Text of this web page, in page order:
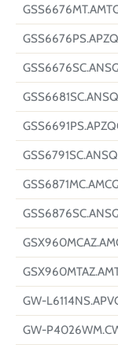
GW-
GW-